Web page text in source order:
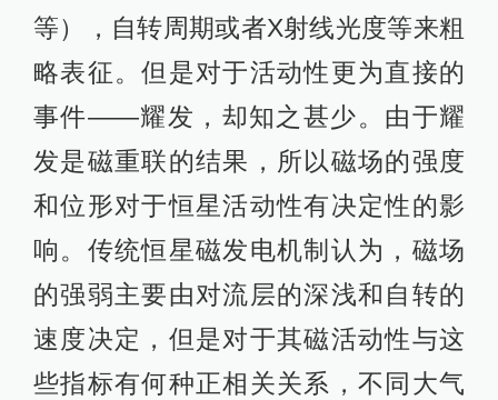
等），自转周期或者X射线光度等来粗
略表征。但是对于活动性更为直接的
事件——耀发，却知之甚少。由于耀
发是磁重联的结果，所以磁场的强度
和位形对于恒星活动性有决定性的影
响。传统恒星磁发电机制认为，磁场
的强弱主要由对流层的深浅和自转的
速度决定，但是对于其磁活动性与这
些指标有何种正相关关系，不同大气